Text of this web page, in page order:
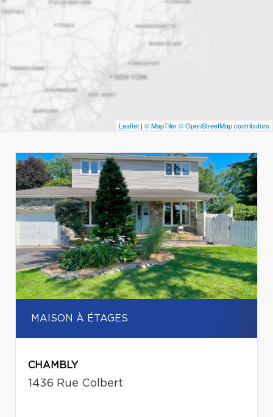
Leaflet | © MapTiler© OpenStreetMap contributors
MAISON À ÉTAGES
CHAMBLY
1436 Rue Colbert